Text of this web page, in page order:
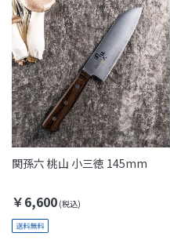
関孫六 桃山 小三徳 145mm
￥6,600